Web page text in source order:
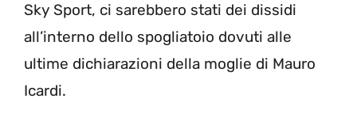
Sky Sport, ci sarebbero stati dei dissidi
all’interno dello spogliatoio dovuti alle
ultime dichiarazioni della moglie di Mauro
Icardi.